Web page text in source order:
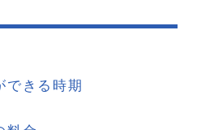
できる時期